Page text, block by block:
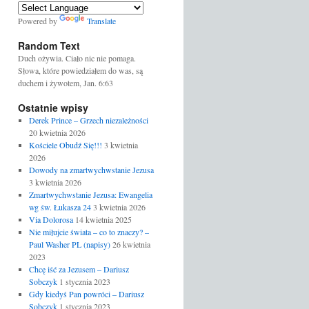
Powered by Translate
Random Text
Duch ożywia. Ciało nic nie pomaga.
Słowa, które powiedziałem do was, są
duchem i żywotem, Jan. 6:63
Ostatnie wpisy
Derek Prince – Grzech niezależności
20 kwietnia 2026
Kościele Obudź Się!!! 3 kwietnia
2026
Dowody na zmartwychwstanie Jezusa
3 kwietnia 2026
Zmartwychwstanie Jezusa: Ewangelia
wg św. Łukasza 24 3 kwietnia 2026
Via Dolorosa 14 kwietnia 2025
Nie miłujcie świata – co to znaczy? –
Paul Washer PL (napisy) 26 kwietnia
2023
Chcę iść za Jezusem – Dariusz
Sobczyk 1 stycznia 2023
Gdy kiedyś Pan powróci – Dariusz
Sobczyk 1 stycznia 2023